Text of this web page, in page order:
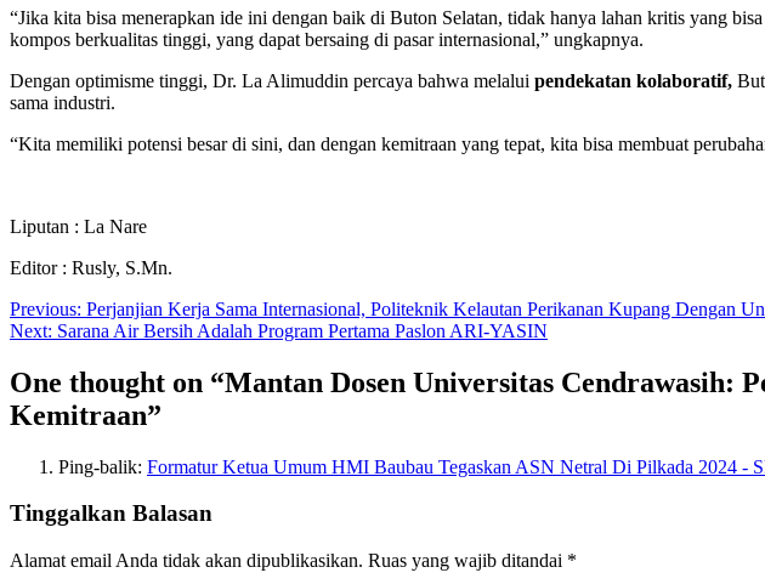
“Jika kita bisa menerapkan ide ini dengan baik di Buton Selatan, tidak hanya lahan kritis yang
kompos berkualitas tinggi, yang dapat bersaing di pasar internasional,” ungkapnya.
Dengan optimisme tinggi, Dr. La Alimuddin percaya bahwa melalui pendekatan kolaboratif,
sama industri.
“Kita memiliki potensi besar di sini, dan dengan kemitraan yang tepat, kita bisa membuat
Liputan : La Nare
Editor : Rusly, S.Mn.
Navigasi
pos
Previous: Perjanjian Kerja Sama Internasional, Politeknik Kelautan Perikanan Kupang Dengan
Next: Sarana Air Bersih Adalah Program Pertama Paslon ARI-YASIN
One thought on “Mantan Dosen Universitas Cendrawasih:
Kemitraan”
Ping-balik: Formatur Ketua Umum HMI Baubau Tegaskan ASN Netral Di Pilkada 2024 -
Tinggalkan Balasan
Alamat email Anda tidak akan dipublikasikan. Ruas yang wajib ditandai *